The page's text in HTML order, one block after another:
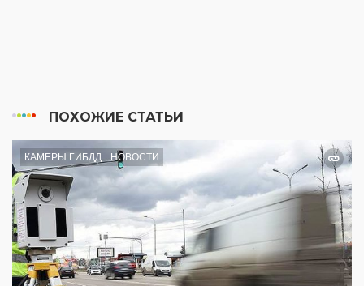
ПОХОЖИЕ СТАТЬИ
КАМЕРЫ ГИБДД НОВОСТИ